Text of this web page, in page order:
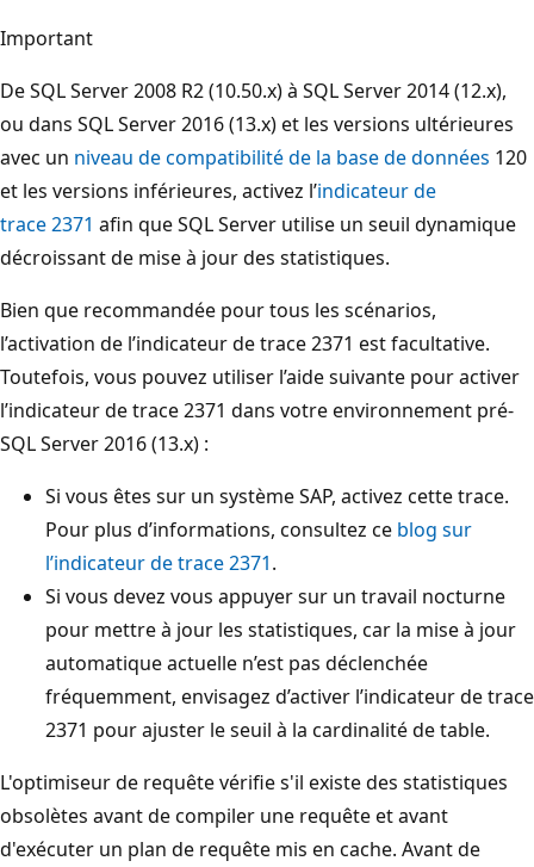
Important
De SQL Server 2008 R2 (10.50.x) à SQL Server 2014 (12.x),
ou dans SQL Server 2016 (13.x) et les versions ultérieures
avec un niveau de compatibilité de la base de données 120
et les versions inférieures, activez l’indicateur de
trace 2371 afin que SQL Server utilise un seuil dynamique
décroissant de mise à jour des statistiques.
Bien que recommandée pour tous les scénarios,
l’activation de l’indicateur de trace 2371 est facultative.
Toutefois, vous pouvez utiliser l’aide suivante pour activer
l’indicateur de trace 2371 dans votre environnement pré-
SQL Server 2016 (13.x) :
Si vous êtes sur un système SAP, activez cette trace.
Pour plus d’informations, consultez ce blog sur
l’indicateur de trace 2371.
Si vous devez vous appuyer sur un travail nocturne
pour mettre à jour les statistiques, car la mise à jour
automatique actuelle n’est pas déclenchée
fréquemment, envisagez d’activer l’indicateur de trace
2371 pour ajuster le seuil à la cardinalité de table.
L'optimiseur de requête vérifie s'il existe des statistiques
obsolètes avant de compiler une requête et avant
d'exécuter un plan de requête mis en cache. Avant de